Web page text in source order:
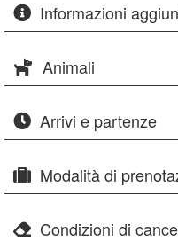
Informazioni
Animali
Arrivi e partenze
Modalità di
Condizioni di